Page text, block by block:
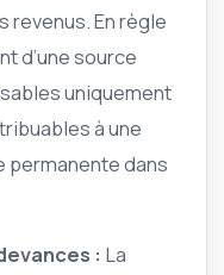
revenus. En règle
d’une source
uniquement
à une
permanente dans
: La